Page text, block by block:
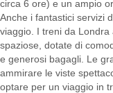
circa 6 ore) e un ampio
Anche i fantastici servizi
viaggio. I treni da
spaziose, dotate di
e generosi bagagli. Le
ammirare le viste
optare per un viaggio in